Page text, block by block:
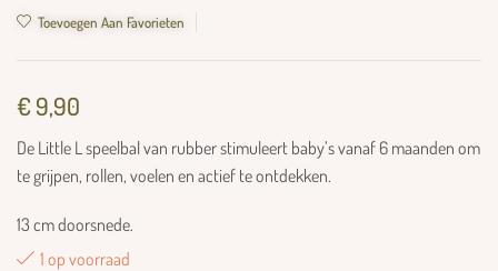
Toevoegen Aan Favorieten
€ 9,90
De Little L speelbal van rubber stimuleert baby’s vanaf 6 maanden om
te grijpen, rollen, voelen en actief te ontdekken.
13 cm doorsnede.
1 op voorraad